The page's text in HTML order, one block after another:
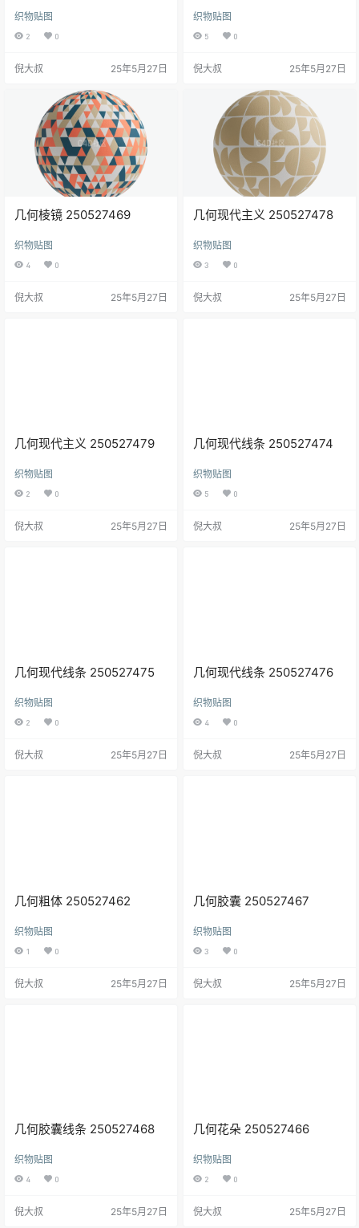
织物贴图
2 0
倪大叔 25年5月27日
织物贴图
5 0
倪大叔 25年5月27日
几何棱镜 250527469
织物贴图
4 0
倪大叔 25年5月27日
几何现代主义 250527478
织物贴图
3 0
倪大叔 25年5月27日
几何现代主义 250527479
织物贴图
2 0
倪大叔 25年5月27日
几何现代线条 250527474
织物贴图
5 0
倪大叔 25年5月27日
几何现代线条 250527475
织物贴图
2 0
倪大叔 25年5月27日
几何现代线条 250527476
织物贴图
4 0
倪大叔 25年5月27日
几何粗体 250527462
织物贴图
1 0
倪大叔 25年5月27日
几何胶囊 250527467
织物贴图
3 0
倪大叔 25年5月27日
几何胶囊线条 250527468
织物贴图
4 0
倪大叔 25年5月27日
几何花朵 250527466
织物贴图
2 0
倪大叔 25年5月27日